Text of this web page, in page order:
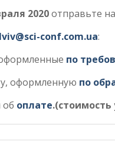
2020отправьте
lviv@sci-conf.com.ua:
по
оформленную по
оплате.(стоимость